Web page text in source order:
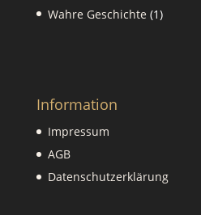
Wahre Geschichte 11
Information
Impressum
AGB
Datenschutzerklärung